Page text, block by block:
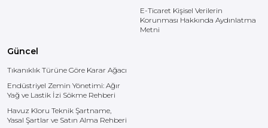
E-Ticaret Kişisel Verilerin
Korunması Hakkında Aydınlatma
Metni
Güncel
Tıkanıklık Türüne Göre Karar Ağacı
Endüstriyel Zemin Yönetimi: Ağır
Yağ ve Lastik İzi Sökme Rehberi
Havuz Kloru Teknik Şartname,
Yasal Şartlar ve Satın Alma Rehberi